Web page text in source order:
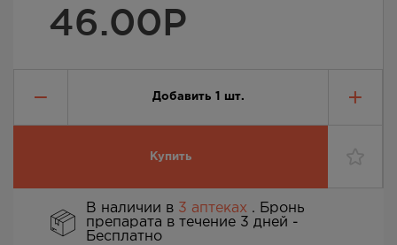
46.00Р
Добавить 1 шт.
Купить
В наличии в 3 аптеках . Бронь
препарата в течение 3 дней -
Бесплатно